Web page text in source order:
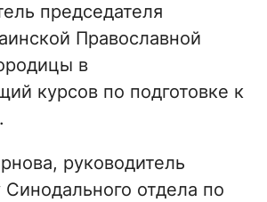
председателя
Православной
в
курсов по подготовке к
руководитель
отдела по